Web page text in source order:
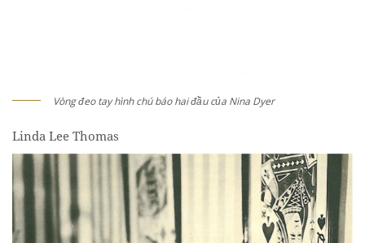
Vòng đeo tay hình chú báo hai đầu của Nina Dyer
Linda Lee Thomas